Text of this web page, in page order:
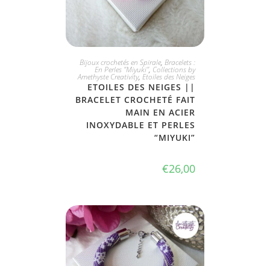
JE L'ADOPTE
Bijoux crochetés en Spirale, Bracelets :
En Perles "Miyuki", Collections by
Amethyste Creativity, Etoiles des Neiges
ETOILES DES NEIGES ||
BRACELET CROCHETÉ FAIT
MAIN EN ACIER
INOXYDABLE ET PERLES
“MIYUKI”
€26,00